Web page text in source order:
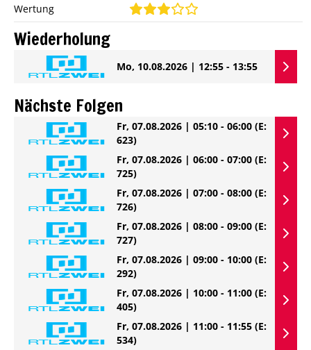
Wertung
Wiederholung
Mo, 10.08.2026 | 12:55 - 13:55
Nächste Folgen
Fr, 07.08.2026 | 05:10 - 06:00 (E:
623)
Fr, 07.08.2026 | 06:00 - 07:00 (E:
725)
Fr, 07.08.2026 | 07:00 - 08:00 (E:
726)
Fr, 07.08.2026 | 08:00 - 09:00 (E:
727)
Fr, 07.08.2026 | 09:00 - 10:00 (E:
292)
Fr, 07.08.2026 | 10:00 - 11:00 (E:
405)
Fr, 07.08.2026 | 11:00 - 11:55 (E:
534)